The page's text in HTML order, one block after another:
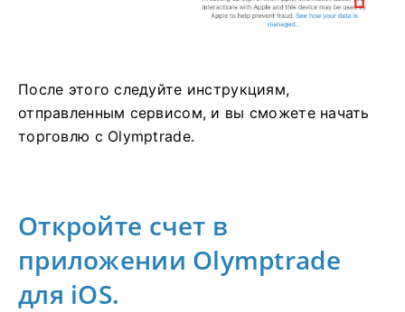
После этого следуйте инструкциям,
отправленным сервисом, и вы сможете начать
торговлю с Olymptrade.
Откройте счет в
приложении Olymptrade
для iOS.